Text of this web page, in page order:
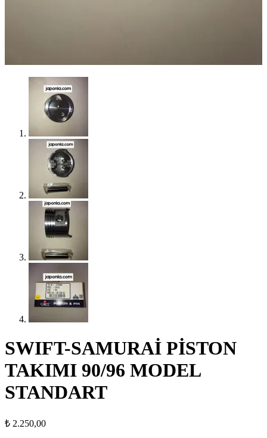
SWIFT-SAMURAİ PİSTON
TAKIMI 90/96 MODEL
STANDART
₺ 2.250,00